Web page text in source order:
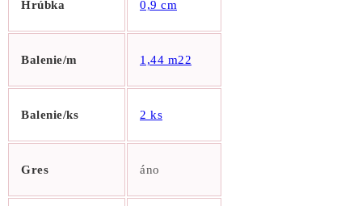
Hrúbka 0,9 cm
Balenie/m 1,44 m22
Balenie/ks 2 ks
Gres áno